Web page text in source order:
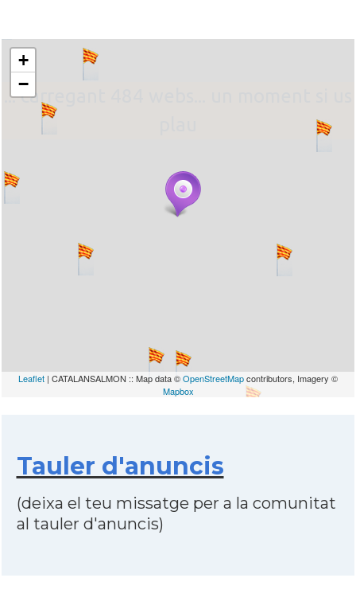
... carregant 484 webs... un moment si us
+
−
Leaflet | CATALANSALMON :: Map data ©OpenStreetMapcontributors, Imagery ©
Mapbox
Tauler d'anuncis
(deixa el teu missatge per a la comunitat
al tauler d'anuncis)